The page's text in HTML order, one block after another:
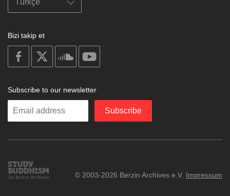
Bizi takip et
on
facebook
soundcloud
Subscribe to our newsletter
Enter
Subscribe
Study
Buddhism
© 2003-2026 Berzin Archives e.V. Impressum